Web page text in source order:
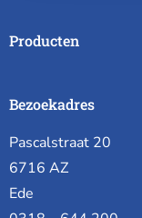
Producten
Bezoekadres
Pascalstraat 20
6716 AZ
Ede